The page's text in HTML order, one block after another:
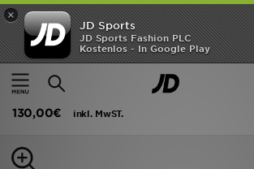
×
JD Sports
JD Sports Fashion PLC
Kostenlos - In Google Play
Startseite
Herren Herrenschuhe Sneakers
Nike Dunk Low
130,00€
inkl. MwST.
Startseite
ANGEBOTE